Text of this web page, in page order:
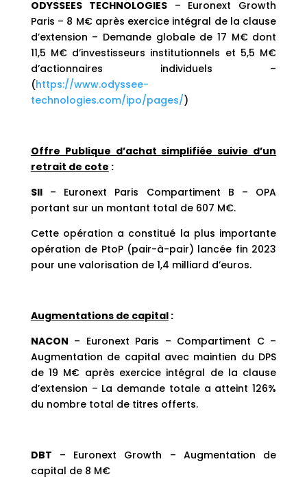
ODYSSEES TECHNOLOGIES– Euronext Growth
Paris – 8 M€ après exercice intégral de la clause
d’extension – Demande globale de 17 M€ dont
11,5 M€ d’investisseurs institutionnels et 5,5 M€
d’actionnaires individuels –
(https://www.odyssee-
technologies.com/ipo/pages/)
Offre Publique d’achat simplifiée suivie d’un
retrait de cote :
SII– Euronext Paris Compartiment B – OPA
portant sur un montant total de 607 M€.
Cette opération a constitué la plus importante
opération de PtoP (pair-à-pair) lancée fin 2023
pour une valorisation de 1,4 milliard d’euros.
Augmentations de capital:
NACON – Euronext Paris – Compartiment C –
Augmentation de capital avec maintien du DPS
de 19 M€ après exercice intégral de la clause
d’extension – La demande totale a atteint 126%
du nombre total de titres offerts.
DBT – Euronext Growth – Augmentation de
capital de 8 M€